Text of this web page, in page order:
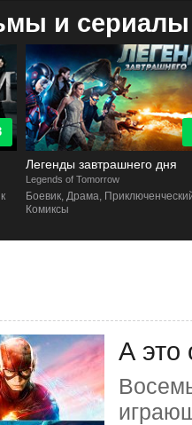
и сериалы
Легенды завтрашнего дня
Legends of Tomorrow
Боевик, Драма,
Комиксы
А это